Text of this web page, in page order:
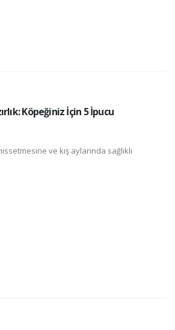
Köpeğiniz İçin 5 İpucu
ve kış aylarında sağlıklı